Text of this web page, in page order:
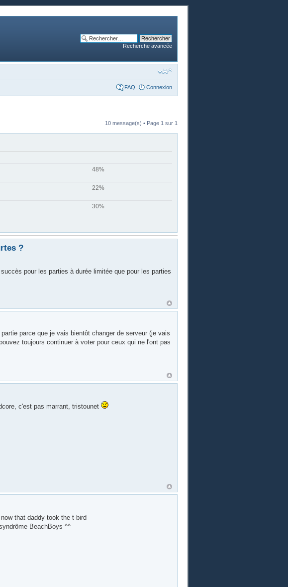
Recherche avancée
FAQ Connexion
10 message(s) • Page 1 sur 1
48%
22%
30%
?
pour les parties à durée limitée que pour les parties
parce que je vais bientôt changer de serveur (je vais
toujours continuer à voter pour ceux qui ne l'ont pas
c'est pas marrant, tristounet
that daddy took the t-bird
BeachBoys ^^